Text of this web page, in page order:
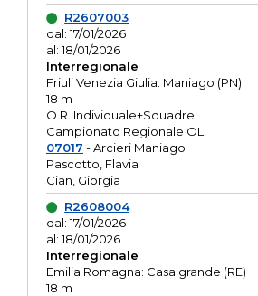
R2607003
dal: 17/01/2026
al: 18/01/2026
Interregionale
Friuli Venezia Giulia: Maniago (PN)
18 m
O.R. Individuale+Squadre
Campionato Regionale OL
07017 - Arcieri Maniago
Pascotto, Flavia
Cian, Giorgia
R2608004
dal: 17/01/2026
al: 18/01/2026
Interregionale
Emilia Romagna: Casalgrande (RE)
18 m